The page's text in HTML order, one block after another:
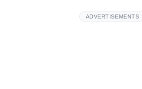
ADVERTISEMENTS